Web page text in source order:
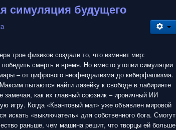
симуляция будущего
трое физиков создали то, что изменит мир:
смерть и время. Но вместо утопии симуляции
– от цифрового неофеодализма до киберфашизма.
пытаются найти лазейку к свободе в лабиринте
замечая, как их главный союзник – ироничный ИИ
игру. Когда «Квантовый мат» уже объявлен мировой
искать «выключатель» для собственного бога. Смогут
раньше, чем машина решит, что творцы ей больше